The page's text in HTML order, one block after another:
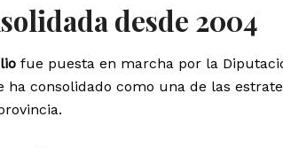
desde 2004
fue puesta en marcha por la
ha consolidado como una de las